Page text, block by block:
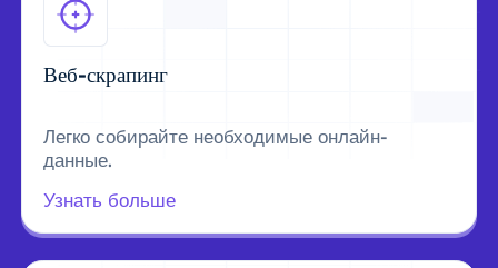
Веб-скрапинг
Легко собирайте необходимые онлайн-
данные.
Узнать больше